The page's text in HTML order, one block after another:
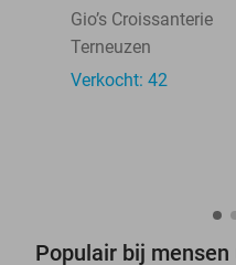
Gio’s Croissanterie
Terneuzen
Verkocht: 42
Populair bij